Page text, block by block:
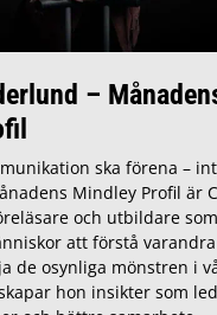
–
ska förena –
Mindley Profil är
och utbildare
att förstå
de osynliga mönstren i
hon insikter som